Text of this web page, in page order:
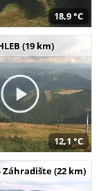
18,9 °C
(19 km)
12,1 °C
Záhradište (22 km)